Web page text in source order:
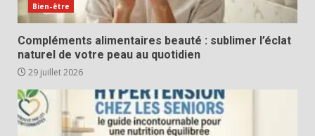
Bien-être
Compléments alimentaires beauté : sublimer l’éclat
naturel de votre peau au quotidien
29 juillet 2026